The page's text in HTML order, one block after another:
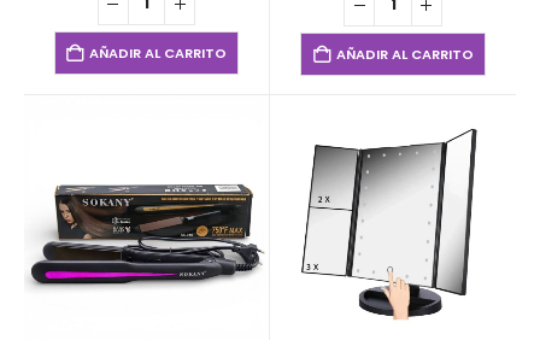
AÑADIR AL CARRITO AÑADIR AL CARRITO